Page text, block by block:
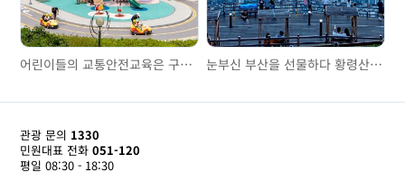
어린이들의 교통안전교육은 구포어린이교통공원에서 눈부신 부산을 선물하다 황령산 전망쉼터
관광 문의 1330
민원대표 전화 051-120
평일 08:30 - 18:30